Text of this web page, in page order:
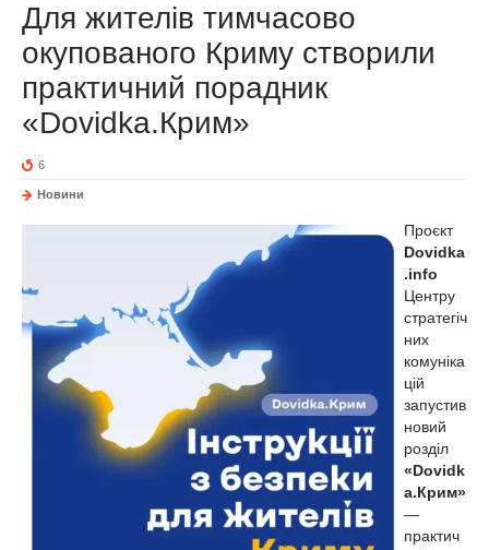
Для жителів тимчасово
окупованого Криму створили
практичний порадник
«Dovidka.Крим»
6
Новини
Проєкт
Dovidka
.info
Центру
стратегіч
них
комуніка
цій
запустив
новий
розділ
«Dovidk
a.Крим»
—
практич